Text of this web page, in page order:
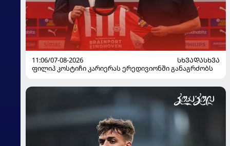
11:06/07-08-2026
ᲡᲮᲕᲐᲓᲐᲡᲮᲕᲐ
ფილიპ კოსტიჩი კარიერას ერედივიონში განაგრძობს